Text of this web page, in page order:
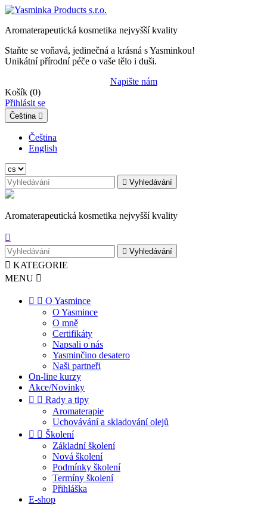
Aromaterapeutická kosmetika nejvyšší kvality
Staňte se voňavá, jedinečná a krásná s Yasminkou!
Unikátní přírodní péče o vaše tělo i duši.
Napište nám
Košík (0)
Přihlásit se
Čeština 
Čeština
English
 Vyhledávání
Aromaterapeutická kosmetika nejvyšší kvality

 Vyhledávání
 KATEGORIE
MENU 
  O Yasmince
O Yasmince
O mně
Certifikáty
Napsali o nás
Yasminčino desatero
Naši partneři
On-line kurzy
Akce/Novinky
  Rady a tipy
Aromaterapie
Uchovávání a skladování olejů
  Školení
Základní školení
Nová školení
Podmínky školení
Termíny školení
Přihláška
E-shop